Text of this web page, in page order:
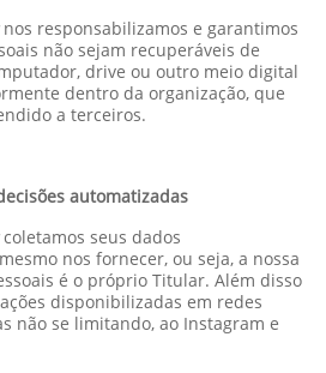
nos responsabilizamos e garantimos
não sejam recuperáveis de
drive ou outro meio digital
dentro da organização, que
a terceiros.
automatizadas
coletamos seus dados
nos fornecer, ou seja, a nossa
é o próprio Titular. Além disso
disponibilizadas em redes
não se limitando, ao Instagram e